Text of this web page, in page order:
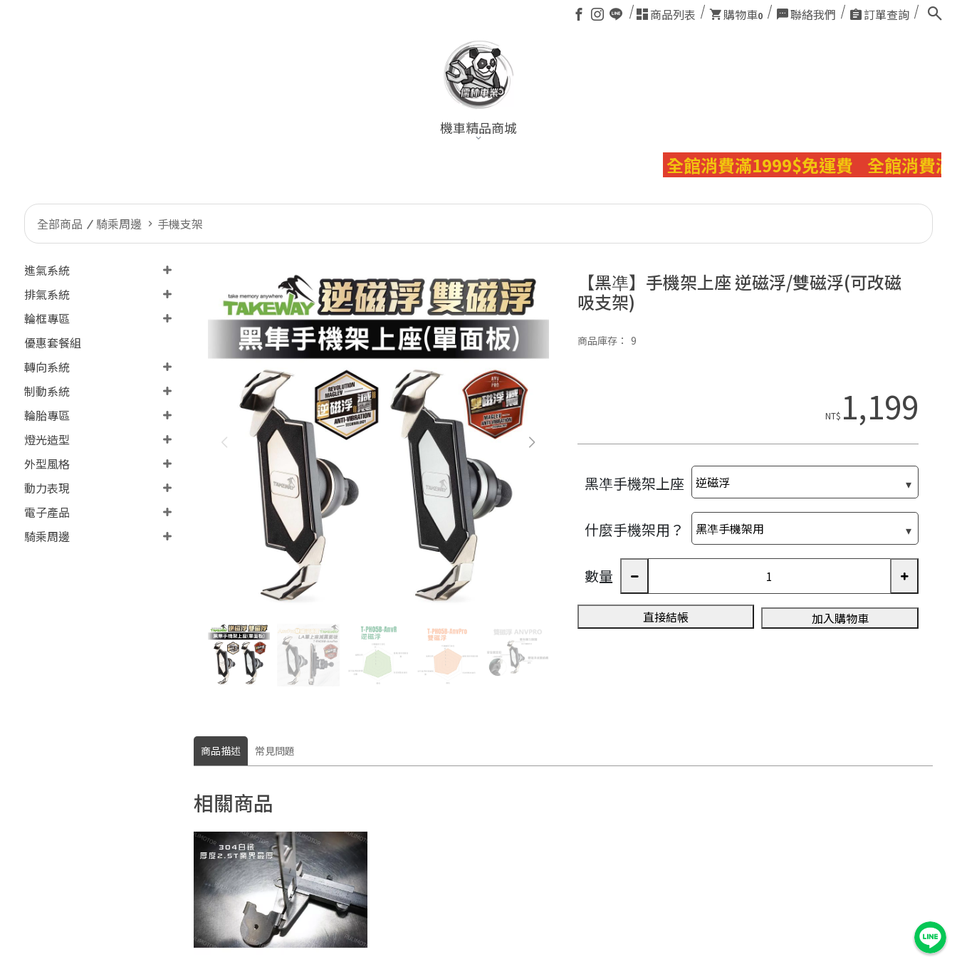
商品列表 購物車0 聯絡我們 訂單查詢
機車精品商城
全館消費滿1999$免運費 全館消費滿1999$
全部商品 騎乘周邊 手機支架
進氣系統
排氣系統
輪框專區
優惠套餐組
轉向系統
制動系統
輪胎專區
燈光造型
外型風格
動力表現
電子產品
騎乘周邊
【黑凖】手機架上座 逆磁浮/雙磁浮(可改磁
吸支架)
商品庫存： 9
NT$ 1,199
黑凖手機架上座
什麼手機架用？
數量
直接結帳 加入購物車
商品描述 常見問題
相關商品